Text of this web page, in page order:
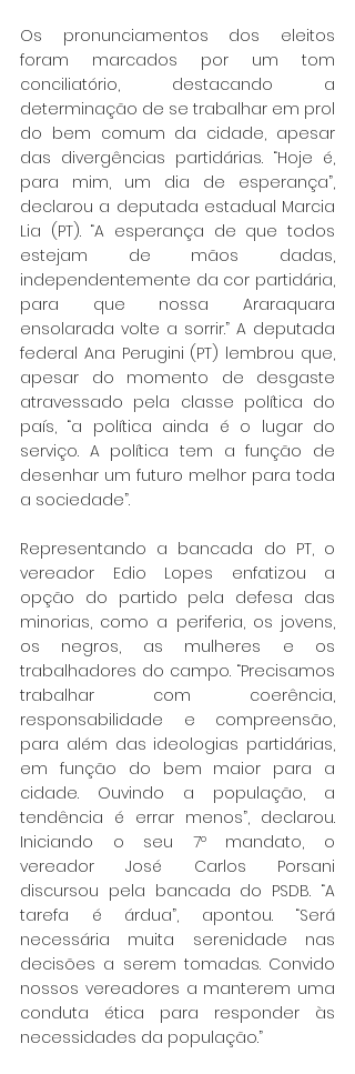
Os pronunciamentos dos eleitos
foram marcados por um tom
conciliatório, destacando a
determinação de se trabalhar em prol
do bem comum da cidade, apesar
das divergências partidárias. “Hoje é,
para mim, um dia de esperança”,
declarou a deputada estadual Marcia
Lia (PT). “A esperança de que todos
estejam de mãos dadas,
independentemente da cor partidária,
para que nossa Araraquara
ensolarada volte a sorrir.” A deputada
federal Ana Perugini (PT) lembrou que,
apesar do momento de desgaste
atravessado pela classe política do
país, “a política ainda é o lugar do
serviço. A política tem a função de
desenhar um futuro melhor para toda
a sociedade”.
Representando a bancada do PT, o
vereador Edio Lopes enfatizou a
opção do partido pela defesa das
minorias, como a periferia, os jovens,
os negros, as mulheres e os
trabalhadores do campo. “Precisamos
trabalhar com coerência,
responsabilidade e compreensão,
para além das ideologias partidárias,
em função do bem maior para a
cidade. Ouvindo a população, a
tendência é errar menos”, declarou.
Iniciando o seu 7º mandato, o
vereador José Carlos Porsani
discursou pela bancada do PSDB. “A
tarefa é árdua”, apontou. “Será
necessária muita serenidade nas
decisões a serem tomadas. Convido
nossos vereadores a manterem uma
conduta ética para responder às
necessidades da população.”